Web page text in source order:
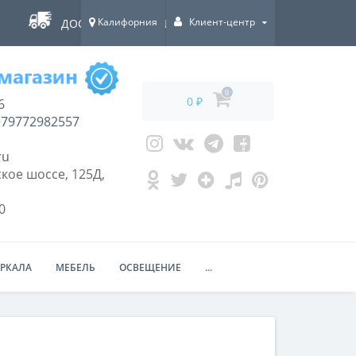
ДОСТАВКА ПО ВСЕЙ РОССИИ!
Калифорния Клиент-центр
шоссе, 125Д,
0 ₽
0
МЕБЕЛЬ ОСВЕЩЕНИЕ ...